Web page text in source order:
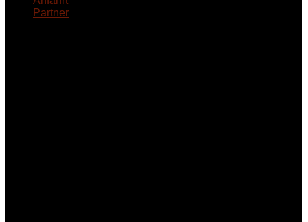
Partner